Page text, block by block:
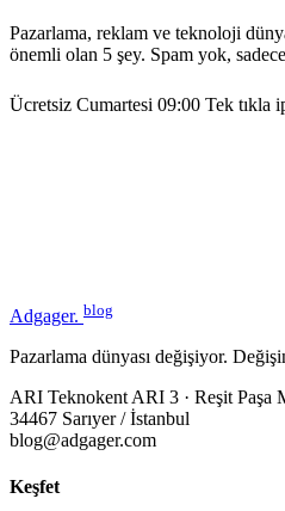
Pazarlama, reklam ve teknoloji
önemli olan 5 şey. Spam yok,
Ücretsiz Cumartesi 09:00 Tek tıkla
Adgager. blog
Pazarlama dünyası değişiyor.
ARI Teknokent ARI 3 · Reşit Paşa
34467 Sarıyer / İstanbul
blog@adgager.com
Keşfet